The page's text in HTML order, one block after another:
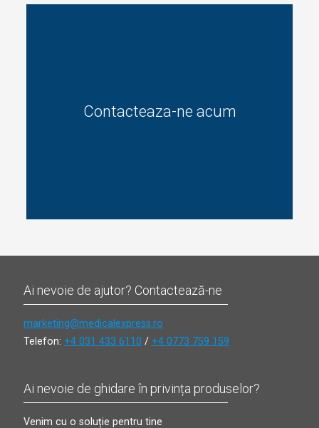
Contacteaza-ne acum
Ai nevoie de ajutor? Contactează-ne
marketing@medicalexpress.ro
Telefon: +4 031 433 6110 / +4 0773 759 159
Ai nevoie de ghidare în privința produselor?
Venim cu o soluție pentru tine